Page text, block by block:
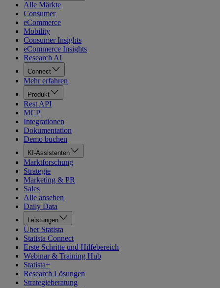
Alle Märkte
Consumer
eCommerce
Mobility
Consumer Insights
eCommerce Insights
Research AI
Connect
Mehr erfahren
Produkt
Rest API
MCP
Integrationen
Dokumentation
Demo buchen
KI-Assistenten
Marktforschung
Strategie
Marketing & PR
Sales
Alle ansehen
Daily Data
Leistungen
Über Statista
Statista Connect
Erste Schritte und Hilfebereich
Webinar & Training Hub
Statista+
Research Lösungen
Strategieberatung